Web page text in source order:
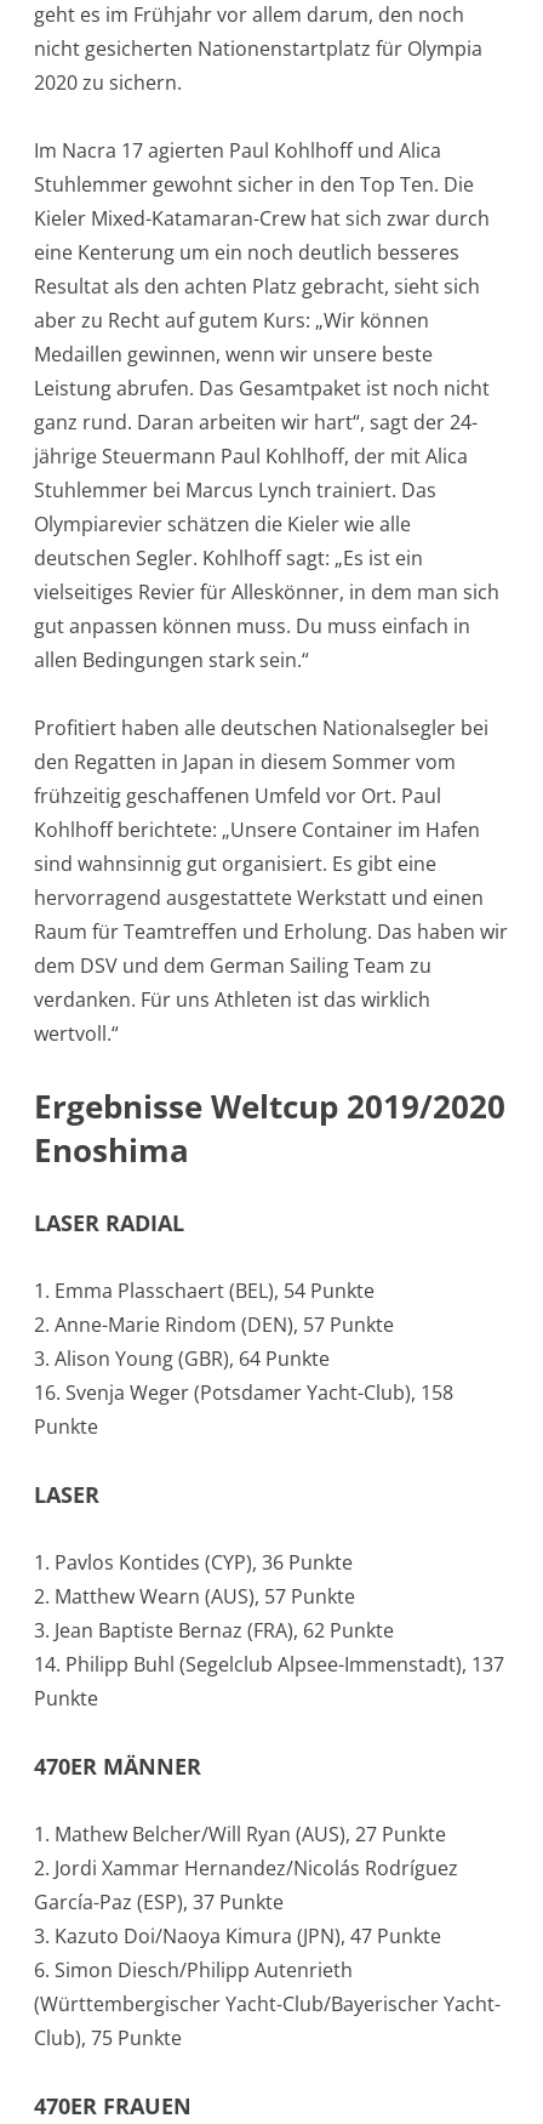
geht es im Frühjahr vor allem darum, den noch
nicht gesicherten Nationenstartplatz für Olympia
2020 zu sichern.
Im Nacra 17 agierten Paul Kohlhoff und Alica
Stuhlemmer gewohnt sicher in den Top Ten. Die
Kieler Mixed-Katamaran-Crew hat sich zwar durch
eine Kenterung um ein noch deutlich besseres
Resultat als den achten Platz gebracht, sieht sich
aber zu Recht auf gutem Kurs: „Wir können
Medaillen gewinnen, wenn wir unsere beste
Leistung abrufen. Das Gesamtpaket ist noch nicht
ganz rund. Daran arbeiten wir hart“, sagt der 24-
jährige Steuermann Paul Kohlhoff, der mit Alica
Stuhlemmer bei Marcus Lynch trainiert. Das
Olympiarevier schätzen die Kieler wie alle
deutschen Segler. Kohlhoff sagt: „Es ist ein
vielseitiges Revier für Alleskönner, in dem man sich
gut anpassen können muss. Du muss einfach in
allen Bedingungen stark sein.“
Profitiert haben alle deutschen Nationalsegler bei
den Regatten in Japan in diesem Sommer vom
frühzeitig geschaffenen Umfeld vor Ort. Paul
Kohlhoff berichtete: „Unsere Container im Hafen
sind wahnsinnig gut organisiert. Es gibt eine
hervorragend ausgestattete Werkstatt und einen
Raum für Teamtreffen und Erholung. Das haben wir
dem DSV und dem German Sailing Team zu
verdanken. Für uns Athleten ist das wirklich
wertvoll.“
Ergebnisse Weltcup 2019/2020
Enoshima
LASER RADIAL
1. Emma Plasschaert (BEL), 54 Punkte
2. Anne-Marie Rindom (DEN), 57 Punkte
3. Alison Young (GBR), 64 Punkte
16. Svenja Weger (Potsdamer Yacht-Club), 158
Punkte
LASER
1. Pavlos Kontides (CYP), 36 Punkte
2. Matthew Wearn (AUS), 57 Punkte
3. Jean Baptiste Bernaz (FRA), 62 Punkte
14. Philipp Buhl (Segelclub Alpsee-Immenstadt), 137
Punkte
470ER MÄNNER
1. Mathew Belcher/Will Ryan (AUS), 27 Punkte
2. Jordi Xammar Hernandez/Nicolás Rodríguez
García-Paz (ESP), 37 Punkte
3. Kazuto Doi/Naoya Kimura (JPN), 47 Punkte
6. Simon Diesch/Philipp Autenrieth
(Württembergischer Yacht-Club/Bayerischer Yacht-
Club), 75 Punkte
470ER FRAUEN